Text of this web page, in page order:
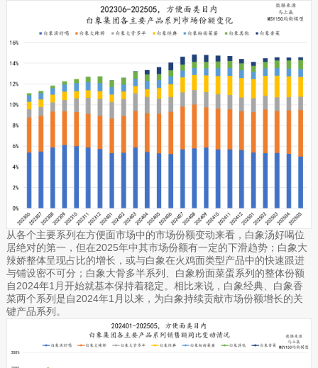
从各个主要系列在方便面市场中的市场份额变动来看，白象汤好喝位
居绝对的第一，但在2025年中其市场份额有一定的下滑趋势；白象大
辣娇整体呈现占比的增长，或与白象在火鸡面类型产品中的快速跟进
与铺设密不可分；白象大骨多半系列、白象粉面菜蛋系列的整体份额
自2024年1月开始就基本保持着稳定。相比来说，白象经典、白象香
菜两个系列是自2024年1月以来，为白象持续贡献市场份额增长的关
键产品系列。